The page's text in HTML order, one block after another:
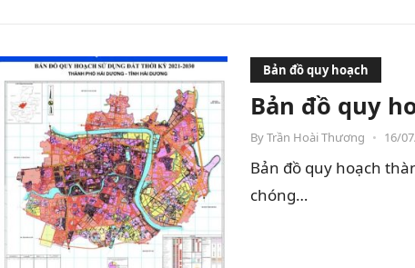
Bản đồ quy hoạch
Bản đồ quy
ByTrần Hoài Thương • 16/
Bản đồ quy hoạch
chóng…